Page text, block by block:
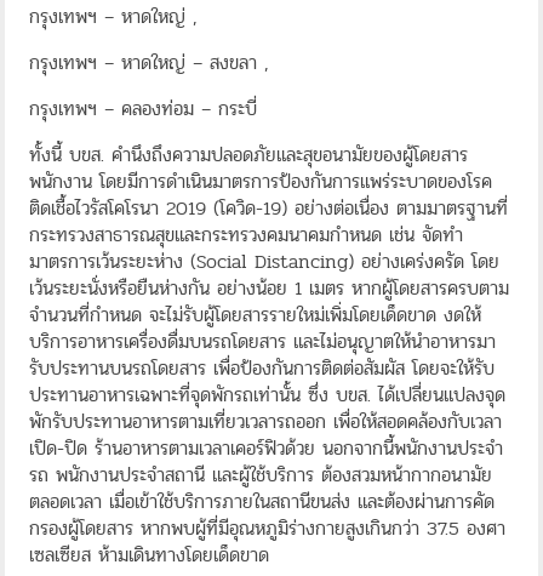
กรุงเทพฯ – หาดใหญ่ ,
กรุงเทพฯ – หาดใหญ่ – สงขลา ,
กรุงเทพฯ – คลองท่อม – กระบี่
ทั้งนี้ บขส. คำนึงถึงความปลอดภัยและสุขอนามัยของผู้โดยสาร
พนักงาน โดยมีการดำเนินมาตรการป้องกันการแพร่ระบาดของโรค
ติดเชื้อไวรัสโคโรนา 2019 (โควิด-19) อย่างต่อเนื่อง ตามมาตรฐานที่
กระทรวงสาธารณสุขและกระทรวงคมนาคมกำหนด เช่น จัดทำ
มาตรการเว้นระยะห่าง (Social Distancing) อย่างเคร่งครัด โดย
เว้นระยะนั่งหรือยืนห่างกัน อย่างน้อย 1 เมตร หากผู้โดยสารครบตาม
จำนวนที่กำหนด จะไม่รับผู้โดยสารรายใหม่เพิ่มโดยเด็ดขาด งดให้
บริการอาหารเครื่องดื่มบนรถโดยสาร และไม่อนุญาตให้นำอาหารมา
รับประทานบนรถโดยสาร เพื่อป้องกันการติดต่อสัมผัส โดยจะให้รับ
ประทานอาหารเฉพาะที่จุดพักรถเท่านั้น ซึ่ง บขส. ได้เปลี่ยนแปลงจุด
พักรับประทานอาหารตามเที่ยวเวลารถออก เพื่อให้สอดคล้องกับเวลา
เปิด-ปิด ร้านอาหารตามเวลาเคอร์ฟิวด้วย นอกจากนี้พนักงานประจำ
รถ พนักงานประจำสถานี และผู้ใช้บริการ ต้องสวมหน้ากากอนามัย
ตลอดเวลา เมื่อเข้าใช้บริการภายในสถานีขนส่ง และต้องผ่านการคัด
กรองผู้โดยสาร หากพบผู้ที่มีอุณหภูมิร่างกายสูงเกินกว่า 37.5 องศา
เซลเซียส ห้ามเดินทางโดยเด็ดขาด